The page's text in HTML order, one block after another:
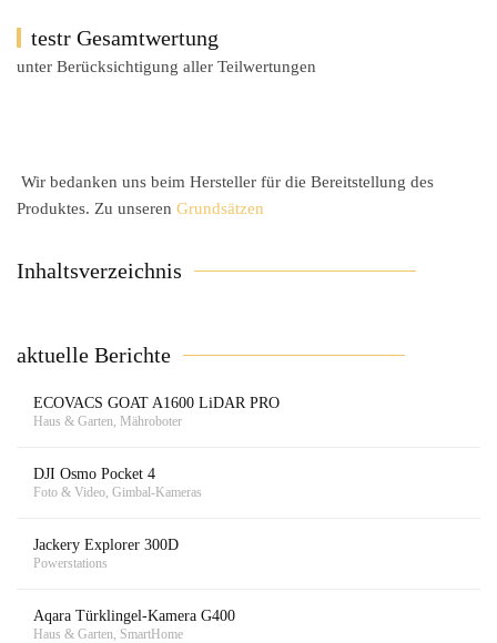
testr Gesamtwertung
unter Berücksichtigung aller Teilwertungen
Wir bedanken uns beim Hersteller für die Bereitstellung des
Produktes. Zu unseren Grundsätzen
Inhaltsverzeichnis
aktuelle Berichte
ECOVACS GOAT A1600 LiDAR PRO
Haus & Garten, Mähroboter
DJI Osmo Pocket 4
Foto & Video, Gimbal-Kameras
Jackery Explorer 300D
Powerstations
Aqara Türklingel-Kamera G400
Haus & Garten, SmartHome